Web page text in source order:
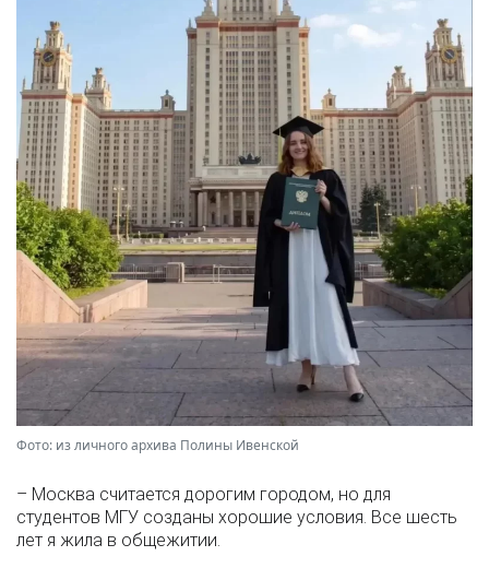
Фото: из личного архива Полины Ивенской
– Москва считается дорогим городом, но для
студентов МГУ созданы хорошие условия. Все шесть
лет я жила в общежитии.